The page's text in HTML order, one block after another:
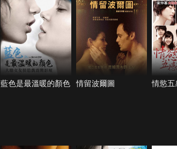
藍色是最溫暖的顏色 情留波爾圖 情慾五